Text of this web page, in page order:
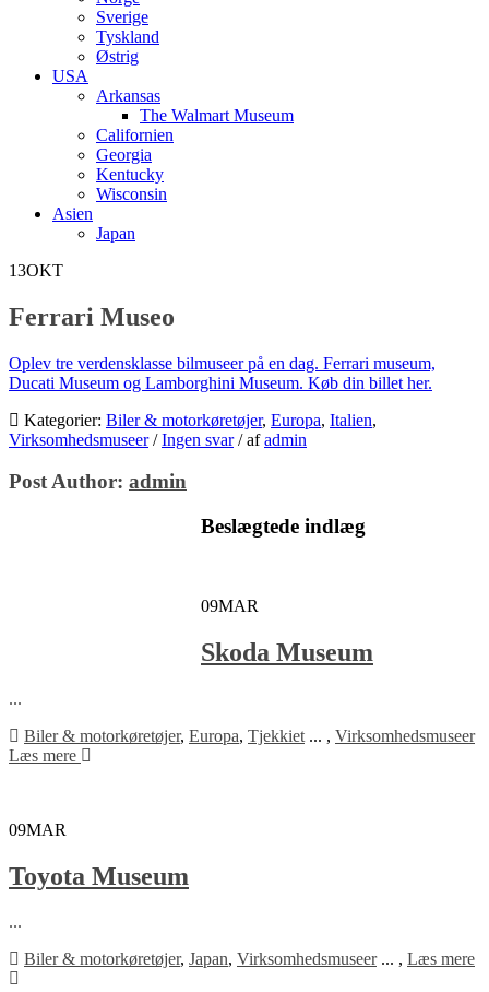
Sverige
Tyskland
Østrig
USA
Arkansas
The Walmart Museum
Californien
Georgia
Kentucky
Wisconsin
Asien
Japan
13OKT
Ferrari Museo
Oplev tre verdensklasse bilmuseer på en dag. Ferrari museum,
Ducati Museum og Lamborghini Museum. Køb din billet her.
Kategorier: Biler & motorkøretøjer, Europa, Italien,
Virksomhedsmuseer / Ingen svar /afadmin
Post Author: admin
Beslægtede indlæg
09MAR
Skoda Museum
...
Biler & motorkøretøjer, Europa, Tjekkiet ... , Virksomhedsmuseer
Læs mere
09MAR
Toyota Museum
...
Biler & motorkøretøjer, Japan, Virksomhedsmuseer ... , Læs mere